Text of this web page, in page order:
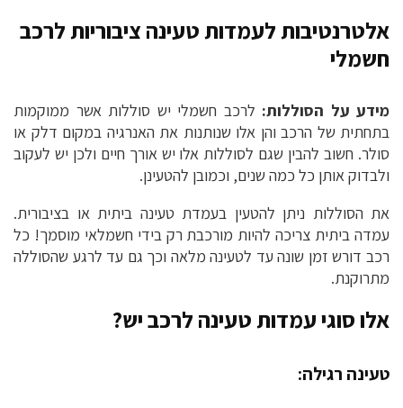
אלטרנטיבות לעמדות טעינה ציבוריות לרכב
חשמלי
מידע על הסוללות: לרכב חשמלי יש סוללות אשר ממוקמות
בתחתית של הרכב והן אלו שנותנות את האנרגיה במקום דלק או
סולר. חשוב להבין שגם לסוללות אלו יש אורך חיים ולכן יש לעקוב
ולבדוק אותן כל כמה שנים, וכמובן להטעינן.
את הסוללות ניתן להטעין בעמדת טעינה ביתית או בציבורית.
עמדה ביתית צריכה להיות מורכבת רק בידי חשמלאי מוסמך! כל
רכב דורש זמן שונה עד לטעינה מלאה וכך גם עד לרגע שהסוללה
מתרוקנת.
אלו סוגי עמדות טעינה לרכב יש?
טעינה רגילה: